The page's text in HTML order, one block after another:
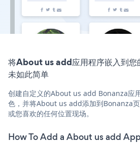
将About us add应用程序嵌入到
未如此简单
创建自定义的About us add Bonanza应
色，并将About us add添加到Bonanza
或您喜欢的任何位置现场。
How To Add a About us add